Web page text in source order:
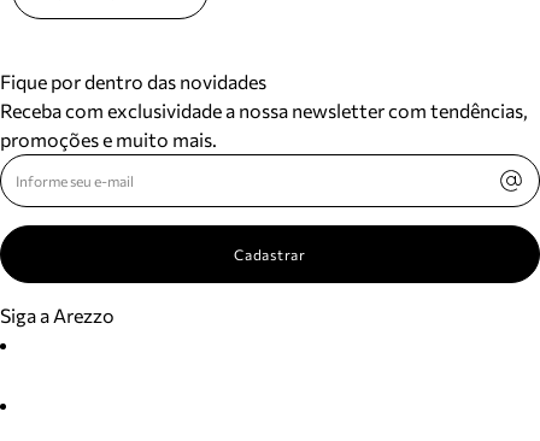
Fique por dentro das novidades
Receba com exclusividade a nossa newsletter com tendências,
promoções e muito mais.
Cadastrar
Siga a Arezzo